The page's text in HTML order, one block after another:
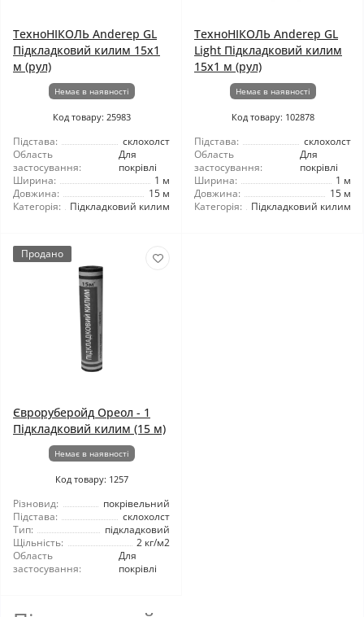
ТехноНІКОЛЬ Anderep GL
Підкладковий килим 15x1
м (рул)
Немає в наявності
Код товару: 25983
Підстава:
склохолст
Область
застосування:
Для
покрівлі
Ширина:
1 м
Довжина:
15 м
Категорія:
Підкладковий килим
ТехноНІКОЛЬ Anderep GL
Light Підкладковий килим
15x1 м (рул)
Немає в наявності
Код товару: 102878
Підстава:
склохолст
Область
застосування:
Для
покрівлі
Ширина:
1 м
Довжина:
15 м
Категорія:
Підкладковий килим
Продано
Євроруберойд Ореол - 1
Підкладковий килим (15 м)
Немає в наявності
Код товару: 1257
Різновид:
покрівельний
Підстава:
склохолст
Тип:
підкладковий
Щільність:
2 кг/м2
Область
застосування:
Для
покрівлі